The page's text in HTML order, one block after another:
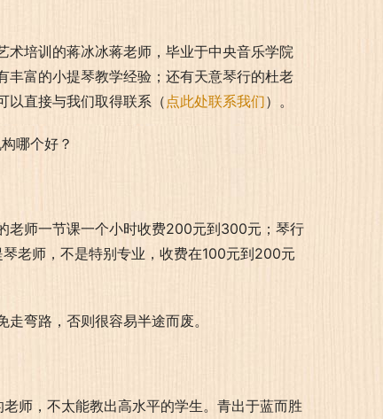
术培训的蒋冰冰蒋老师，毕业于中央音乐学院
丰富的小提琴教学经验；还有天意琴行的杜老
以直接与我们取得联系（ 点此处联系我们）。
老师一节课一个小时收费200元到300元；琴行
老师，不是特别专业，收费在100元到200元
弯路，否则很容易半途而废。
师，不太能教出高水平的学生。青出于蓝而胜